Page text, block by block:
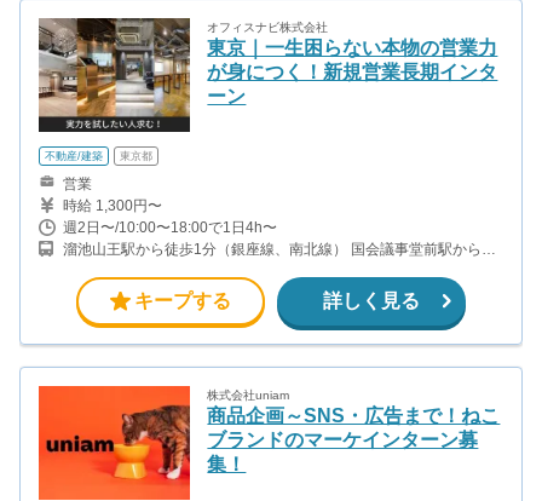
オフィスナビ株式会社
東京｜一生困らない本物の営業力
が身につく！新規営業長期インタ
ーン
不動産/建築 東京都
営業
時給 1,300円〜
週2日〜/10:00〜18:00で1日4h〜
溜池山王駅から徒歩1分（銀座線、南北線） 国会議事堂前駅から徒
キープする 詳しく見る
株式会社uniam
商品企画～SNS・広告まで！ねこ
ブランドのマーケインターン募
集！